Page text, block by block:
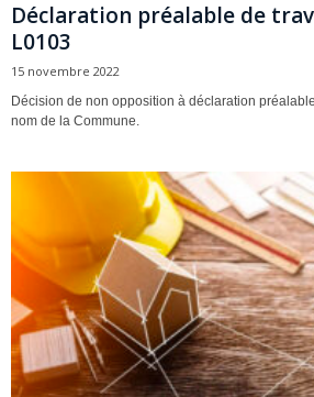
Déclaration préalable de
L0103
15 novembre 2022
Décision de non opposition à déclaration
nom de la Commune.